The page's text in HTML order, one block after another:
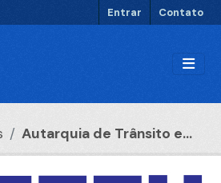
Entrar Contato
Autarquia de Trânsito e...